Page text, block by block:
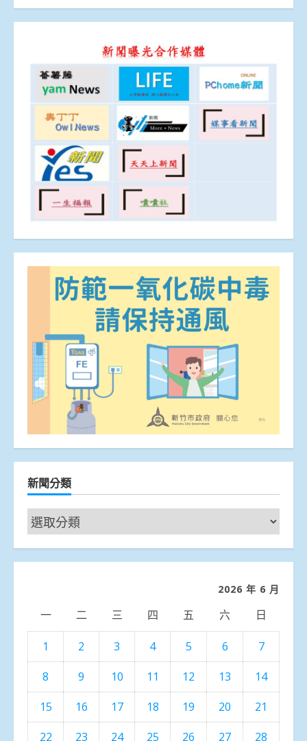
新聞分類
新
聞
分
2026 年 6 月
一 二 三 四 五 六 日
1 2 3 4 5 6
7
8
9 10 11 12 13
14
15
16 17 18 19 20
21
22
23 24 25 26 27 28